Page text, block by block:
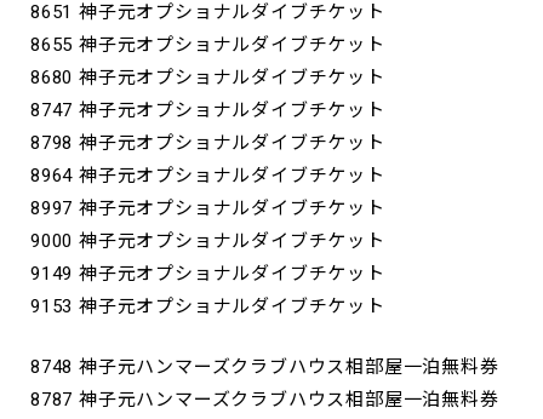
8651 神子元オプショナルダイブチケット
8655 神子元オプショナルダイブチケット
8680 神子元オプショナルダイブチケット
8747 神子元オプショナルダイブチケット
8798 神子元オプショナルダイブチケット
8964 神子元オプショナルダイブチケット
8997 神子元オプショナルダイブチケット
9000 神子元オプショナルダイブチケット
9149 神子元オプショナルダイブチケット
9153 神子元オプショナルダイブチケット
8748 神子元ハンマーズクラブハウス相部屋一泊無料券
8787 神子元ハンマーズクラブハウス相部屋一泊無料券